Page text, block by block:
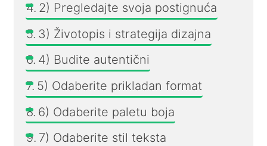
2) Pregledajte svoja postignuća
3) Životopis i strategija dizajna
4) Budite autentični
5) Odaberite prikladan format
6) Odaberite paletu boja
7) Odaberite stil teksta